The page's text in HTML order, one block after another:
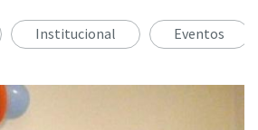
Institucional Eventos